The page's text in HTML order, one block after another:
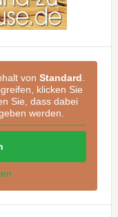
vonStandard
klicken Sie
Sie, dass dabei
werden.